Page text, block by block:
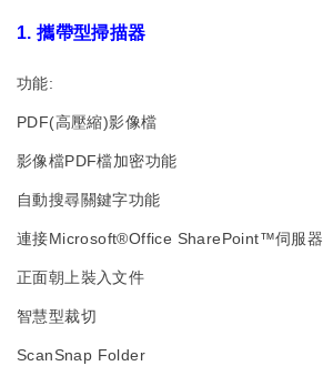
1. 攜帶型掃描器
功能:
PDF(高壓縮)影像檔
影像檔PDF檔加密功能
自動搜尋關鍵字功能
連接Microsoft®Office SharePoint™伺服器
正面朝上裝入文件
智慧型裁切
ScanSnap Folder